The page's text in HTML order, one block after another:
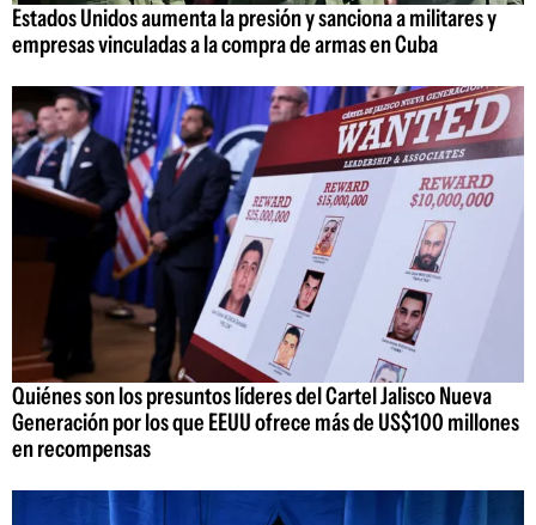
Estados Unidos aumenta la presión y sanciona a militares y
empresas vinculadas a la compra de armas en Cuba
Quiénes son los presuntos líderes del Cartel Jalisco Nueva
Generación por los que EEUU ofrece más de US$100 millones
en recompensas